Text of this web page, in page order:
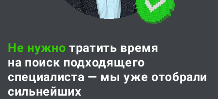
Не нужно тратить время
на поиск подходящего
специалиста — мы уже отобрали
сильнейших